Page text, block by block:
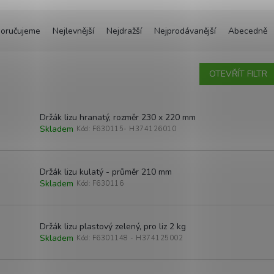
Nejlevnější Nejdražší Nejprodávanější Abecedně
OTEVŘÍT FILTR
Držák lizu hranatý, rozměr 230 x 220 mm
Skladem Kód: F630115- H374126010
Držák lizu kulatý - průměr 210 mm
Skladem Kód: F630116
Držák lizu plastový zelený, pro liz 2 kg
Skladem Kód: F6301148 - H374125002